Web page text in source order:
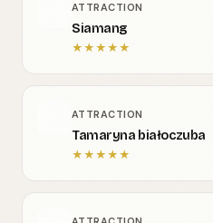
ATTRACTION
Siamang
★★★★★
ATTRACTION
Tamaryna białoczuba
★★★★★